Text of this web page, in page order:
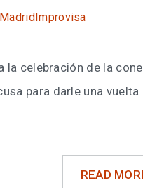
MadridImprovisa
la celebración de la
para darle una
READ